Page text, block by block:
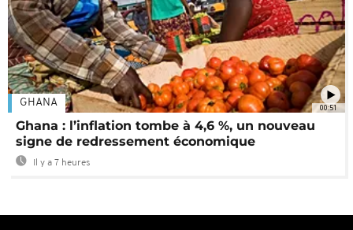
00:51
GHANA
Ghana : l’inflation tombe à 4,6 %, un nouveau
signe de redressement économique
Il y a 7 heures